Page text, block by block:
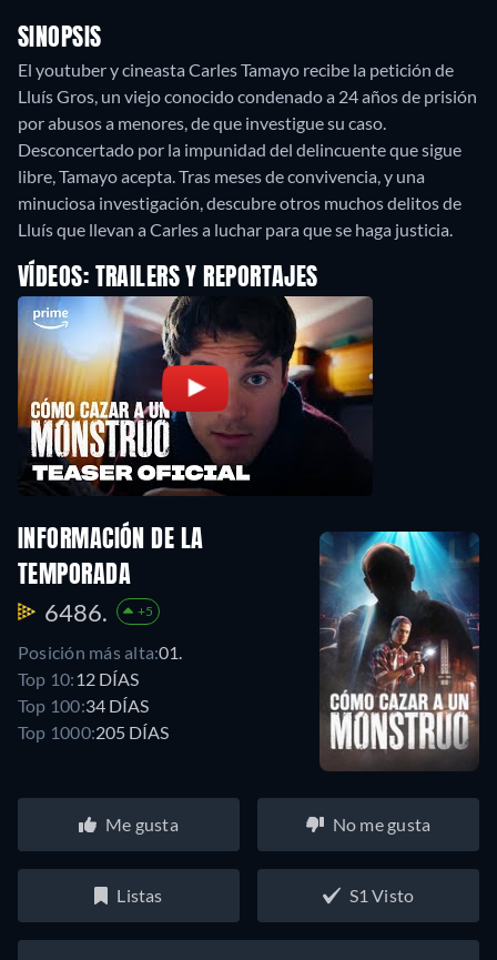
SINOPSIS
El youtuber y cineasta Carles Tamayo recibe la petición de
Lluís Gros, un viejo conocido condenado a 24 años de prisión
por abusos a menores, de que investigue su caso.
Desconcertado por la impunidad del delincuente que sigue
libre, Tamayo acepta. Tras meses de convivencia, y una
minuciosa investigación, descubre otros muchos delitos de
Lluís que llevan a Carles a luchar para que se haga justicia.
VÍDEOS: TRAILERS Y REPORTAJES
INFORMACIÓN DE LA
TEMPORADA
6486. +5
Posición más alta:01.
Top 10: 12 DÍAS
Top 100:34 DÍAS
Top 1000:205 DÍAS
Me gusta No me gusta
Listas S1 Visto